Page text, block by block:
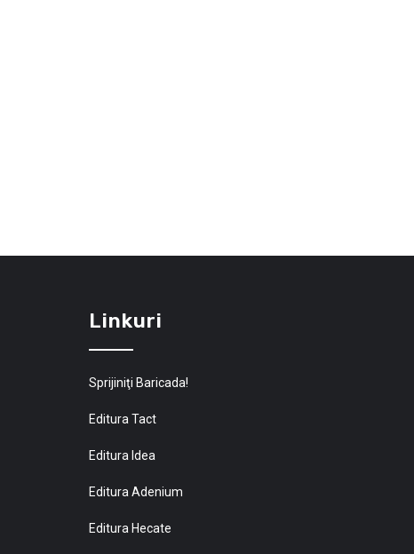
Linkuri
Sprijiniţi Baricada!
Editura Tact
Editura Idea
Editura Adenium
Editura Hecate